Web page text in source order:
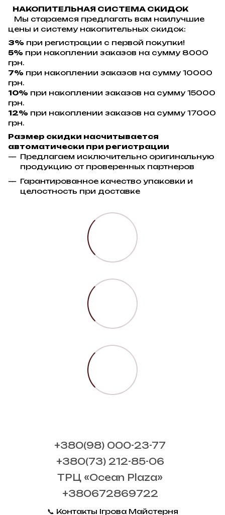
НАКОПИТЕЛЬНАЯ СИСТЕМА СКИДОК
Мы стараемся предлагать вам наилучшие
цены и систему накопительных скидок:
3% при регистрации с первой покупки!
5% при накоплении заказов на сумму 8000
грн.
7% при накоплении заказов на сумму 10000
грн.
10% при накоплении заказов на сумму 15000
грн.
12% при накоплении заказов на сумму 17000
грн.
Размер скидки насчитывается
автоматически при регистрации
Предлагаем исключительно оригинальную
продукцию от проверенных партнеров
Гарантированное качество упаковки и
целостность при доставке
+380(98) 000-23-77
+380(73) 212-85-06
ТРЦ «Ocean Plaza»
+380672869722
📞 Контакты Ігрова Майстерня